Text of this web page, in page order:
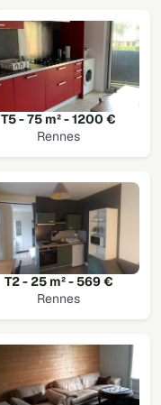
T5 - 75 m² - 1200 €
Rennes
T2 - 25 m² - 569 €
Rennes